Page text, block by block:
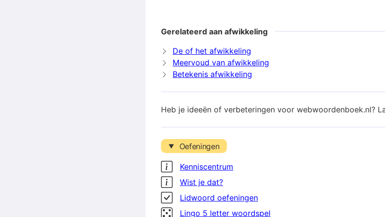
Gerelateerd aan afwikkeling
De of het afwikkeling
Meervoud van afwikkeling
Betekenis afwikkeling
Heb je ideeën of verbeteringen voor webwoordenboek.nl?
Oefeningen
Kenniscentrum
Wist je dat?
Lidwoord oefeningen
Lingo 5 letter woordspel